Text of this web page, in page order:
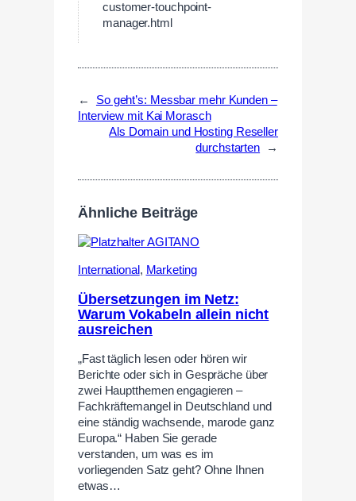
customer-touchpoint-
manager.html
←
So geht’s: Messbar mehr Kunden –
Interview mit Kai Morasch
Als Domain und Hosting Reseller
durchstarten
→
Ähnliche Beiträge
International , Marketing
Übersetzungen im Netz:
Warum Vokabeln allein nicht
ausreichen
„Fast täglich lesen oder hören wir
Berichte oder sich in Gespräche über
zwei Hauptthemen engagieren –
Fachkräftemangel in Deutschland und
eine ständig wachsende, marode ganz
Europa.“ Haben Sie gerade
verstanden, um was es im
vorliegenden Satz geht? Ohne Ihnen
etwas…